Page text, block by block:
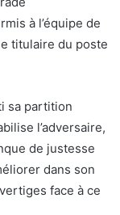
à l’équipe de
titulaire du poste
sa partition
l’adversaire,
de justesse
dans son
face à ce